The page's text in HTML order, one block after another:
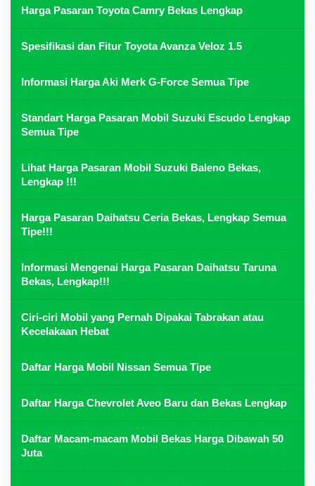
Harga Pasaran Toyota Camry Bekas Lengkap
Spesifikasi dan Fitur Toyota Avanza Veloz 1.5
Informasi Harga Aki Merk G-Force Semua Tipe
Standart Harga Pasaran Mobil Suzuki Escudo Lengkap
Semua Tipe
Lihat Harga Pasaran Mobil Suzuki Baleno Bekas,
Lengkap !!!
Harga Pasaran Daihatsu Ceria Bekas, Lengkap Semua
Tipe!!!
Informasi Mengenai Harga Pasaran Daihatsu Taruna
Bekas, Lengkap!!!
Ciri-ciri Mobil yang Pernah Dipakai Tabrakan atau
Kecelakaan Hebat
Daftar Harga Mobil Nissan Semua Tipe
Daftar Harga Chevrolet Aveo Baru dan Bekas Lengkap
Daftar Macam-macam Mobil Bekas Harga Dibawah 50
Juta